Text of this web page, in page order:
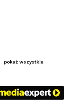
pokaż wszystkie